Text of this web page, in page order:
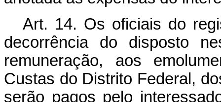
Art. 14. Os oficiais do
decorrência do disposto
remuneração, aos
Custas do Distrito Federal,
serão pagos pelo